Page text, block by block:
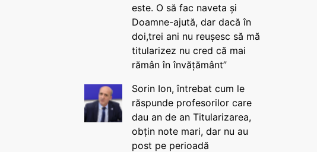
este. O să fac naveta și
Doamne-ajută, dar dacă în
doi,trei ani nu reușesc să mă
titularizez nu cred că mai
rămân în învățământ”
Sorin Ion, întrebat cum le
răspunde profesorilor care
dau an de an Titularizarea,
obțin note mari, dar nu au
post pe perioadă